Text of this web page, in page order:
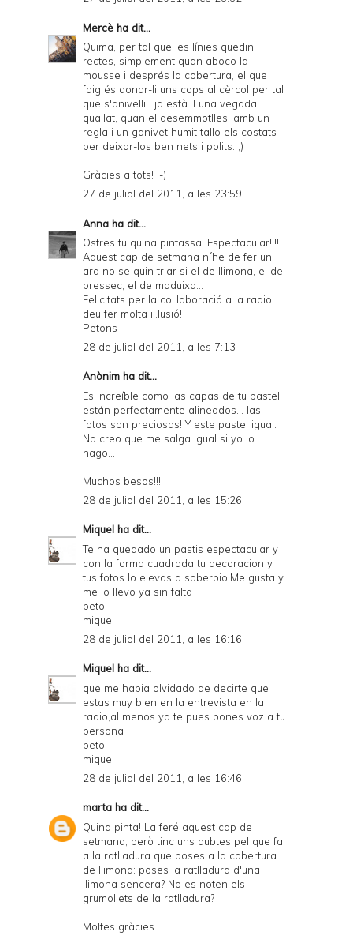
Mercè ha dit...
Quima, per tal que les línies quedin
rectes, simplement quan aboco la
mousse i després la cobertura, el que
faig és donar-li uns cops al cèrcol per tal
que s'anivelli i ja està. I una vegada
quallat, quan el desemmotlles, amb un
regla i un ganivet humit tallo els costats
per deixar-los ben nets i polits. ;)
Gràcies a tots! :-)
27 de juliol del 2011, a les 23:59
Anna ha dit...
Ostres tu quina pintassa! Espectacular!!!!
Aquest cap de setmana n´he de fer un,
ara no se quin triar si el de llimona, el de
pressec, el de maduixa...
Felicitats per la col.laboració a la radio,
deu fer molta il.lusió!
Petons
28 de juliol del 2011, a les 7:13
Anònim ha dit...
Es increíble como las capas de tu pastel
están perfectamente alineados... las
fotos son preciosas! Y este pastel igual.
No creo que me salga igual si yo lo
hago...
Muchos besos!!!
28 de juliol del 2011, a les 15:26
Miquel ha dit...
Te ha quedado un pastis espectacular y
con la forma cuadrada tu decoracion y
tus fotos lo elevas a soberbio.Me gusta y
me lo llevo ya sin falta
peto
miquel
28 de juliol del 2011, a les 16:16
Miquel ha dit...
que me habia olvidado de decirte que
estas muy bien en la entrevista en la
radio,al menos ya te pues pones voz a tu
persona
peto
miquel
28 de juliol del 2011, a les 16:46
marta ha dit...
Quina pinta! La feré aquest cap de
setmana, però tinc uns dubtes pel que fa
a la ratlladura que poses a la cobertura
de llimona: poses la ratlladura d'una
llimona sencera? No es noten els
grumollets de la ratlladura?
Moltes gràcies.